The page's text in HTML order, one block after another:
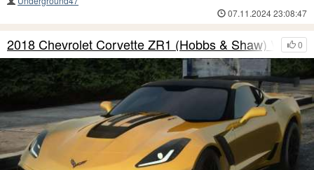
07.11.2024 23:08:47
0
2018 Chevrolet Corvette ZR1 (Hobbs & Shaw) V1.1